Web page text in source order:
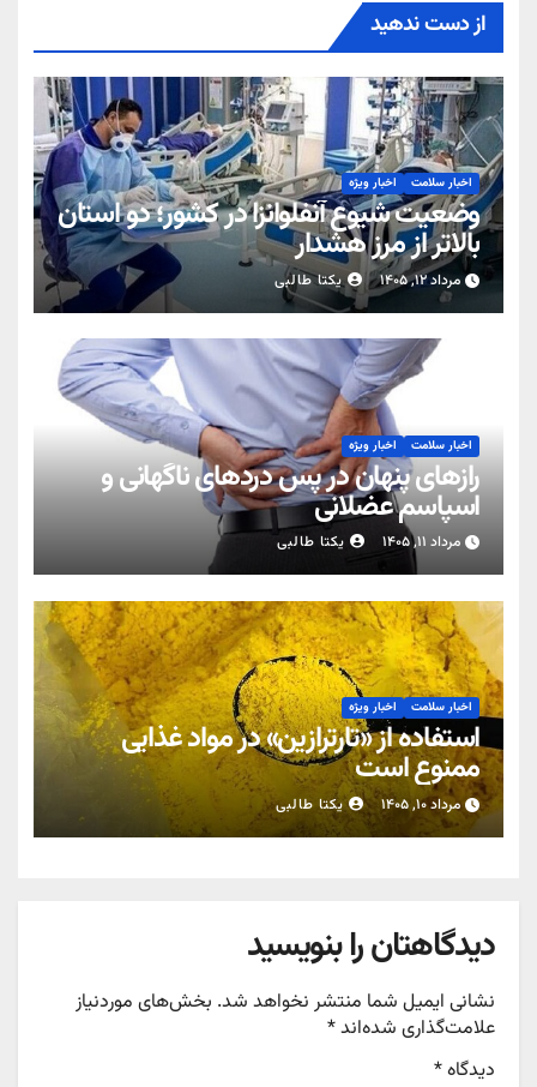
از دست ندهید
اخبار سلامت اخبار ویژه
وضعیت شیوع آنفلوانزا در کشور؛ دو استان
بالاتر از مرز هشدار
مرداد ۱۲, ۱۴۰۵ یکتا طالبی
اخبار سلامت اخبار ویژه
رازهای پنهان در پس دردهای ناگهانی و
اسپاسم عضلانی
مرداد ۱۱, ۱۴۰۵ یکتا طالبی
اخبار سلامت اخبار ویژه
استفاده از «تارترازین» در مواد غذایی
ممنوع است
مرداد ۱۰, ۱۴۰۵ یکتا طالبی
دیدگاهتان را بنویسید
نشانی ایمیل شما منتشر نخواهد شد. بخش‌های موردنیاز
علامت‌گذاری شده‌اند*
دیدگاه*